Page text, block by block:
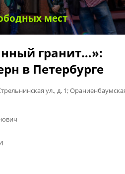
мест
гранит…»:
в Петербурге
ул., д. 1;